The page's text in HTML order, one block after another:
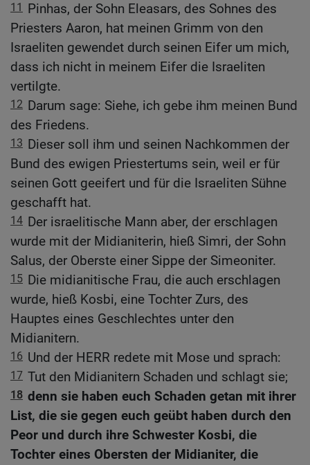
11
Pinhas, der Sohn Eleasars, des Sohnes des
Priesters Aaron, hat meinen Grimm von den
Israeliten gewendet durch seinen Eifer um mich,
dass ich nicht in meinem Eifer die Israeliten
vertilgte.
12 Darum sage: Siehe, ich gebe ihm meinen Bund
des Friedens.
13 Dieser soll ihm und seinen Nachkommen der
Bund des ewigen Priestertums sein, weil er für
seinen Gott geeifert und für die Israeliten Sühne
geschafft hat.
14 Der israelitische Mann aber, der erschlagen
wurde mit der Midianiterin, hieß Simri, der Sohn
Salus, der Oberste einer Sippe der Simeoniter.
15 Die midianitische Frau, die auch erschlagen
wurde, hieß Kosbi, eine Tochter Zurs, des
Hauptes eines Geschlechtes unter den
Midianitern.
16 Und der HERR redete mit Mose und sprach:
17 Tut den Midianitern Schaden und schlagt sie;
18 denn sie haben euch Schaden getan mit ihrer
List, die sie gegen euch geübt haben durch den
Peor und durch ihre Schwester Kosbi, die
Tochter eines Obersten der Midianiter, die